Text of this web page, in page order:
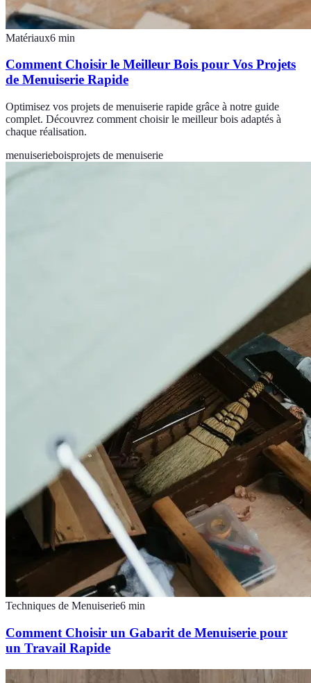
Matériaux6 min
Comment Choisir le Meilleur Bois pour Vos Projets
de Menuiserie Rapide
Optimisez vos projets de menuiserie rapide grâce à notre guide
complet. Découvrez comment choisir le meilleur bois adaptés à
chaque réalisation.
menuiserieboisprojets de menuiserie
Techniques de Menuiserie6 min
Comment Choisir un Gabarit de Menuiserie pour
un Travail Rapide